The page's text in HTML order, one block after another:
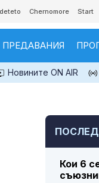
Chernomore Start
ПРЕДАВАНИЯ
Новините ON AIR
Кои 6